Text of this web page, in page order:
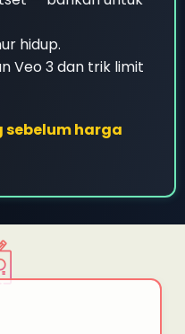
hidup.
Veo 3 dan trik limit
sebelum harga